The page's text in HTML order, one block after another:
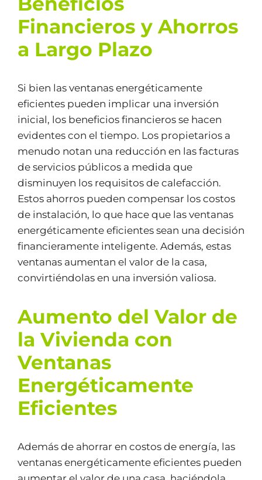
Financieros y Ahorros
a Largo Plazo
Si bien las ventanas energéticamente
eficientes pueden implicar una inversión
inicial, los beneficios financieros se hacen
evidentes con el tiempo. Los propietarios a
menudo notan una reducción en las facturas
de servicios públicos a medida que
disminuyen los requisitos de calefacción.
Estos ahorros pueden compensar los costos
de instalación, lo que hace que las ventanas
energéticamente eficientes sean una decisión
financieramente inteligente. Además, estas
ventanas aumentan el valor de la casa,
convirtiéndolas en una inversión valiosa.
Aumento del Valor de
la Vivienda con
Ventanas
Energéticamente
Eficientes
Además de ahorrar en costos de energía, las
ventanas energéticamente eficientes pueden